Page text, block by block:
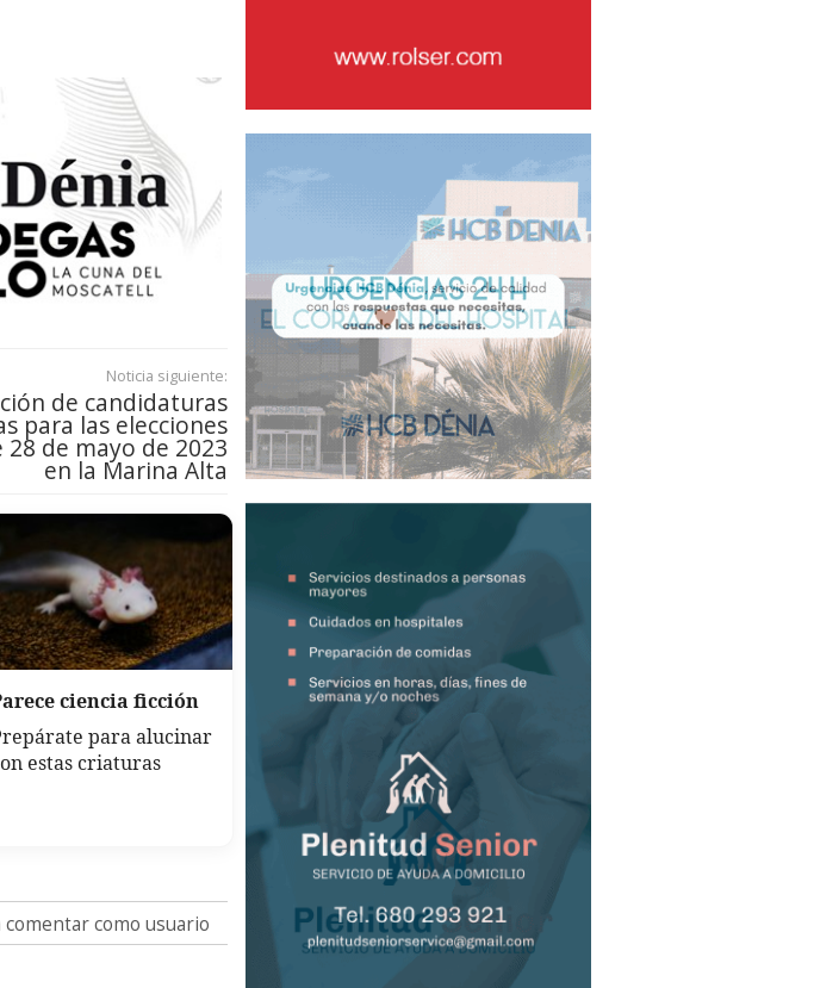
Noticia siguiente:
de candidaturas
para las elecciones
28 de mayo de 2023
en la Marina Alta
ciencia ficción
para alucinar
estas criaturas
comentar como usuario